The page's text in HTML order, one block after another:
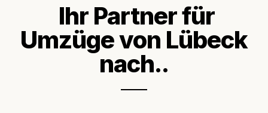
Ihr Partner für
Umzüge von Lübeck
nach..